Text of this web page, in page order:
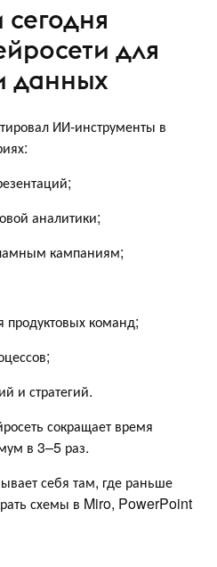
для
данных
ИИ-инструменты в
аналитики;
кампаниям;
продуктовых команд;
и стратегий.
сокращает время
в 3–5 раз.
себя там, где раньше
схемы в Miro, PowerPoint